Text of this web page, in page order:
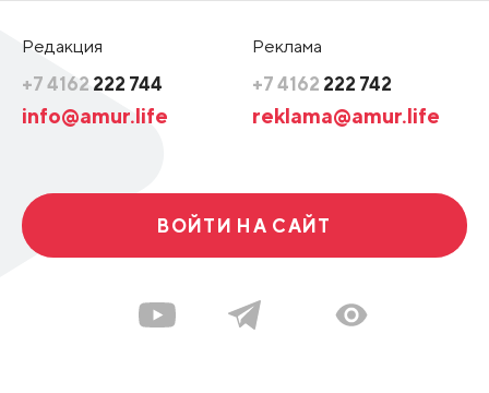
Редакция
+7 4162 222 744
info@amur.life
Реклама
+7 4162 222 742
reklama@amur.life
ВОЙТИ НА САЙТ